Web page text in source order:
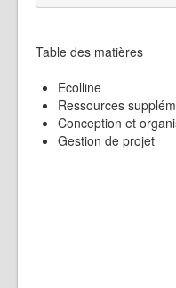
Table des matières
Ecolline
Ressources
Conception et
Gestion de projet